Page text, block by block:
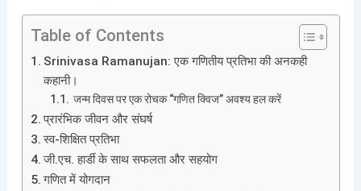
Table of Contents
Srinivasa Ramanujan: एक गणितीय प्रतिभा की अनकही
कहानी।
जन्म दिवस पर एक रोचक “गणित क्विज” अवश्य हल करें
प्रारंभिक जीवन और संघर्ष
स्व-शिक्षित प्रतिभा
जी.एच. हार्डी के साथ सफलता और सहयोग
गणित में योगदान